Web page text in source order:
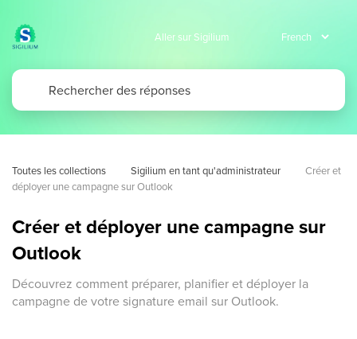
Aller sur Sigilium
Toutes les collections Sigilium en tant qu'administrateur
Créer et
déployer une campagne sur Outlook
Créer et déployer une campagne sur
Outlook
Découvrez comment préparer, planifier et déployer la
campagne de votre signature email sur Outlook.